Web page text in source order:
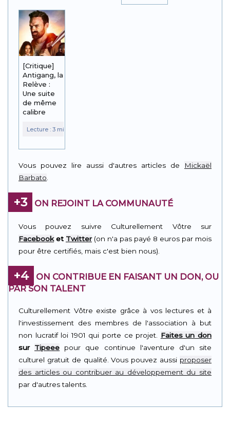
[Critique]
Antigang, la
Relève :
Une suite
de même
calibre
Vous pouvez lire aussi d'autres articles de
Mickaël
Barbato
+3 ON REJOINT LA COMMUNAUTÉ
Vous pouvez suivre Culturellement Vôtre sur
Facebooket Twitter(on n'a pas payé 8 euros par mois
pour être certifiés, mais c'est bien nous).
+4
ON CONTRIBUE EN FAISANT UN DON, OU
PAR SON TALENT
Culturellement Vôtre existe grâce à vos lectures et à
l'investissement des membres de l'association à but
non lucratif loi 1901 qui porte ce projet. Faites un don
sur Tipeee pour que continue l'aventure d'un site
culturel gratuit de qualité. Vous pouvez aussi proposer
des articles ou contribuer au développement du site
par d'autres talents.